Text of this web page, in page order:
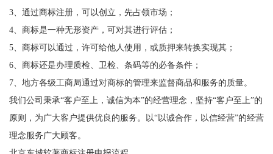
3、通过商标注册，可以创立，先占领市场；
4、商标是一种无形资产，可对其进行评估；
5、商标可以通过，许可给他人使用，或质押来转换实现其；
6、商标还是办理质检、卫检、条码等的必备条件；
7、地方各级工商局通过对商标的管理来监督商品和服务的质量。
我们公司秉承“客户至上，诚信为本”的经营理念，坚持“客户至上”的
原则，为广大客户提供优良的服务。以“以诚合作，以信经营”的经营
理念服务广大顾客。